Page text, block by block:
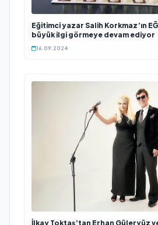
Eğitimci yazar Salih Korkmaz’ın
büyük ilgi görmeye devam ediyor
16.09.2024
İlkay Toktaş’tan Erhan Güleryüz